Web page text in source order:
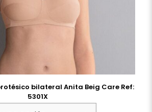
bilateral Anita Beig Care Ref:
5301X